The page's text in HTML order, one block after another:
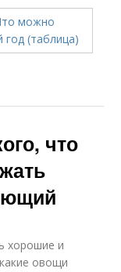
что
хорошие и
овощи